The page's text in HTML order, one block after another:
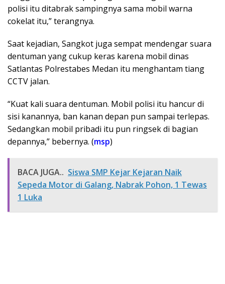
polisi itu ditabrak sampingnya sama mobil warna
cokelat itu,” terangnya.
Saat kejadian, Sangkot juga sempat mendengar suara
dentuman yang cukup keras karena mobil dinas
Satlantas Polrestabes Medan itu menghantam tiang
CCTV jalan.
“Kuat kali suara dentuman. Mobil polisi itu hancur di
sisi kanannya, ban kanan depan pun sampai terlepas.
Sedangkan mobil pribadi itu pun ringsek di bagian
depannya,” bebernya. (msp)
BACA JUGA.. Siswa SMP Kejar Kejaran Naik
Sepeda Motor di Galang, Nabrak Pohon, 1 Tewas
1 Luka